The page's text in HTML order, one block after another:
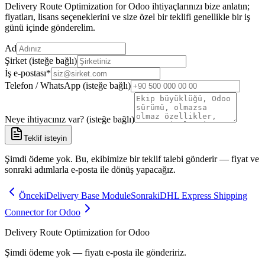
Delivery Route Optimization for Odoo ihtiyaçlarınızı bize anlatın;
fiyatları, lisans seçeneklerini ve size özel bir teklifi genellikle bir iş
günü içinde gönderelim.
Ad
Şirket (isteğe bağlı)
İş e-postası*
Telefon / WhatsApp (isteğe bağlı)
Neye ihtiyacınız var? (isteğe bağlı)
Teklif isteyin
Şimdi ödeme yok. Bu, ekibimize bir teklif talebi gönderir — fiyat ve
sonraki adımlarla e-posta ile dönüş yapacağız.
ÖncekiDelivery Base ModuleSonrakiDHL Express Shipping
Connector for Odoo
Delivery Route Optimization for Odoo
Şimdi ödeme yok — fiyatı e-posta ile göndeririz.